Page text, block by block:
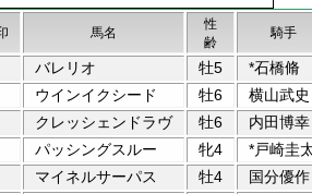
馬名
性
齢
騎手
バレリオ 牡5
*石橋脩
ウインイクシード 牡6
横山武史
クレッシェンドラヴ 牡6
内田博幸
パッシングスルー 牝4
*戸崎圭
マイネルサーパス 牡4
国分優作